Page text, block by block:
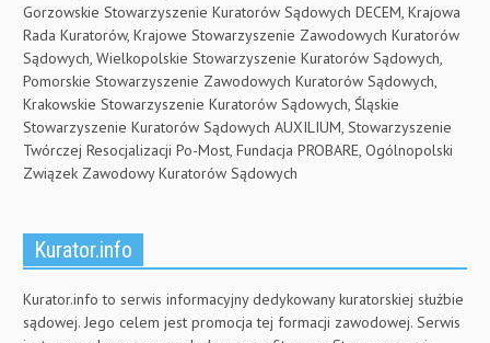
Gorzowskie Stowarzyszenie Kuratorów Sądowych DECEM, Krajowa
Rada Kuratorów, Krajowe Stowarzyszenie Zawodowych Kuratorów
Sądowych, Wielkopolskie Stowarzyszenie Kuratorów Sądowych,
Pomorskie Stowarzyszenie Zawodowych Kuratorów Sądowych,
Krakowskie Stowarzyszenie Kuratorów Sądowych, Śląskie
Stowarzyszenie Kuratorów Sądowych AUXILIUM, Stowarzyszenie
Twórczej Resocjalizacji Po-Most, Fundacja PROBARE, Ogólnopolski
Związek Zawodowy Kuratorów Sądowych
Kurator.info
Kurator.info to serwis informacyjny dedykowany kuratorskiej służbie
sądowej. Jego celem jest promocja tej formacji zawodowej. Serwis